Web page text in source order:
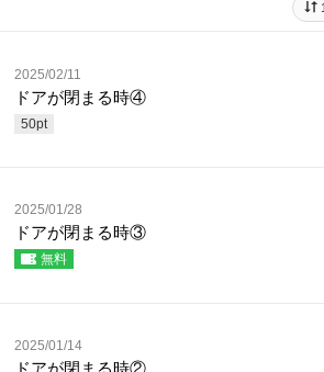
2025/02/11
ドアが閉まる時④
50pt
2025/01/28
ドアが閉まる時③
無料
2025/01/14